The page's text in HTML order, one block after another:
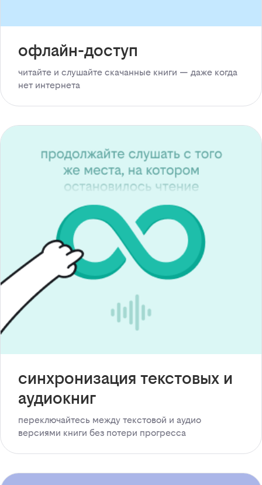
офлайн-доступ
читайте и слушайте скачанные книги — даже когда
нет интернета
синхронизация текстовых и
аудиокниг
переключайтесь между текстовой и аудио
версиями книги без потери прогресса